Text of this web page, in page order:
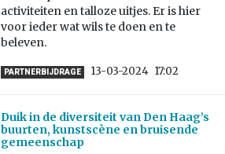
activiteiten en talloze uitjes. Er is hier
voor ieder wat wils te doen en te
beleven.
PARTNERBIJDRAGE 13-03-2024 17:02
Duik in de diversiteit van Den Haag’s
buurten, kunstscène en bruisende
gemeenschap